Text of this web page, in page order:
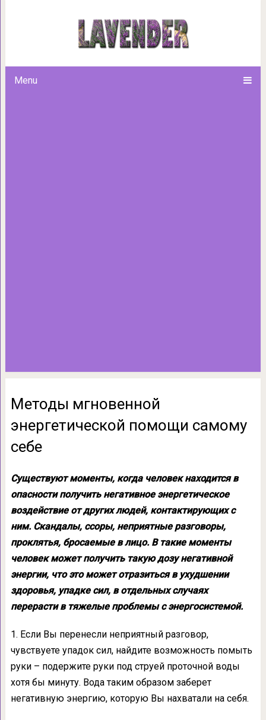
Menu
Методы мгновенной
Методы мгновенной
энергетической помощи самому
себе
Существуют моменты, когда человек находится в
опасности получить негативное энергетическое
воздействие от других людей, контактирующих с
ним. Скандалы, ссоры, неприятные разговоры,
проклятья, бросаемые в лицо. В такие моменты
человек может получить такую дозу негативной
энергии, что это может отразиться в ухудшении
здоровья, упадке сил, в отдельных случаях
перерасти в тяжелые проблемы с энергосистемой.
1. Если Вы перенесли неприятный разговор,
чувствуете упадок сил, найдите возможность помыть
руки – подержите руки под струей проточной воды
хотя бы минуту. Вода таким образом заберет
негативную энергию, которую Вы нахватали на себя.